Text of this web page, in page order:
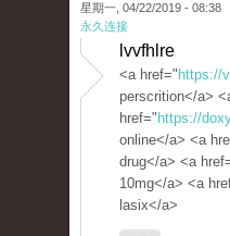
星期一, 04/22/2019 - 08:38
永久连接
lvvfhlre
<a href=" https://
perscrition</a>
href=" https://
online</a> <a
drug</a> <a
10mg</a> <a
lasix</a>